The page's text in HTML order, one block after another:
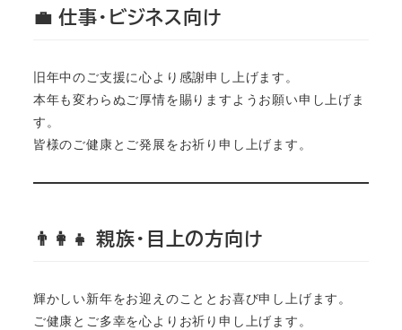
💼 仕事・ビジネス向け
旧年中のご支援に心より感謝申し上げます。
本年も変わらぬご厚情を賜りますようお願い申し上げま
す。
皆様のご健康とご発展をお祈り申し上げます。
👨‍👩‍👧 親族・目上の方向け
輝かしい新年をお迎えのこととお喜び申し上げます。
ご健康とご多幸を心よりお祈り申し上げます。